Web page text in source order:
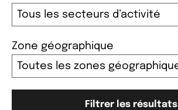
Zone géographique
Filtrer les résultats